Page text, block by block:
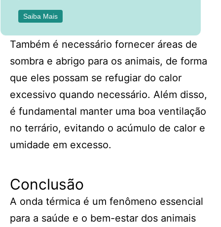
Saiba Mais
Também é necessário fornecer áreas de
sombra e abrigo para os animais, de forma
que eles possam se refugiar do calor
excessivo quando necessário. Além disso,
é fundamental manter uma boa ventilação
no terrário, evitando o acúmulo de calor e
umidade em excesso.
Conclusão
A onda térmica é um fenômeno essencial
para a saúde e o bem-estar dos animais